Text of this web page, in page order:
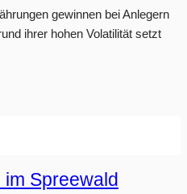
gewinnen bei Anlegern
ihrer hohen Volatilität setzt
Spreewald